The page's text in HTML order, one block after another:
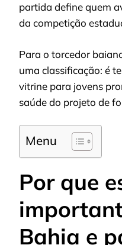
partida define quem
da competição
Para o torcedor
uma classificação: é
vitrine para jovens
saúde do projeto de
Menu
Por que
Bahia e